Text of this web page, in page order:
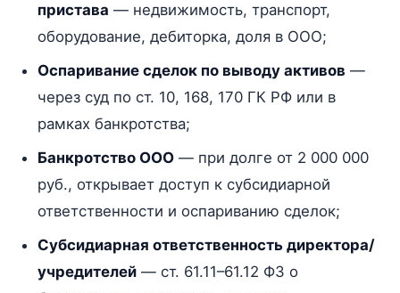
пристава — недвижимость, транспорт,
оборудование, дебиторка, доля в ООО;
Оспаривание сделок по выводу активов —
через суд по ст. 10, 168, 170 ГК РФ или в
рамках банкротства;
Банкротство ООО— при долге от 2 000 000
руб., открывает доступ к субсидиарной
ответственности и оспариванию сделок;
Субсидиарная ответственность директора/
учредителей— ст. 61.11–61.12 ФЗ о